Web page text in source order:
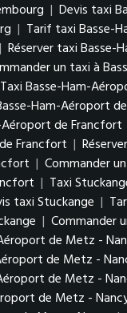
| Devis taxi
| Tarif taxi Basse-
| Réserver taxi Basse-
un taxi à
Taxi Basse-Ham-
Ham-Aéroport
de Francfort
Francfort |
| Commander
| Taxi
taxi Stuckange |
| Commander
de Metz -
de Metz -
de Metz -
de Metz -